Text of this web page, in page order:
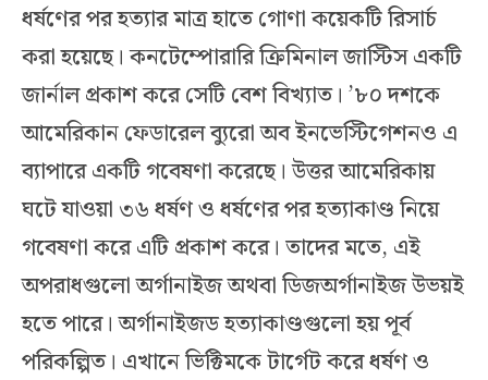
ধর্ষণের পর হত্যার মাত্র হাতে গোণা কয়েকটি রিসার্চ
করা হয়েছে। কনটেম্পোরারি ক্রিমিনাল জাস্টিস একটি
জার্নাল প্রকাশ করে সেটি বেশ বিখ্যাত। ’৮০ দশকে
আমেরিকান ফেডারেল ব্যুরো অব ইনভেস্টিগেশনও এ
ব্যাপারে একটি গবেষণা করেছে। উত্তর আমেরিকায়
ঘটে যাওয়া ৩৬ ধর্ষণ ও ধর্ষণের পর হত্যাকাণ্ড নিয়ে
গবেষণা করে এটি প্রকাশ করে। তাদের মতে, এই
অপরাধগুলো অর্গানাইজ অথবা ডিজঅর্গানাইজ উভয়ই
হতে পারে। অর্গানাইজড হত্যাকাণ্ডগুলো হয় পূর্ব
পরিকল্পিত। এখানে ভিক্টিমকে টার্গেট করে ধর্ষণ ও